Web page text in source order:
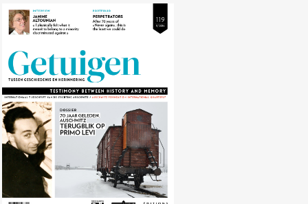
Nr. 119 (12/2014) 70 jaar geleden:
Auschwitz. Terugblik op Primo
Levi